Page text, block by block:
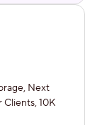
Next
10K